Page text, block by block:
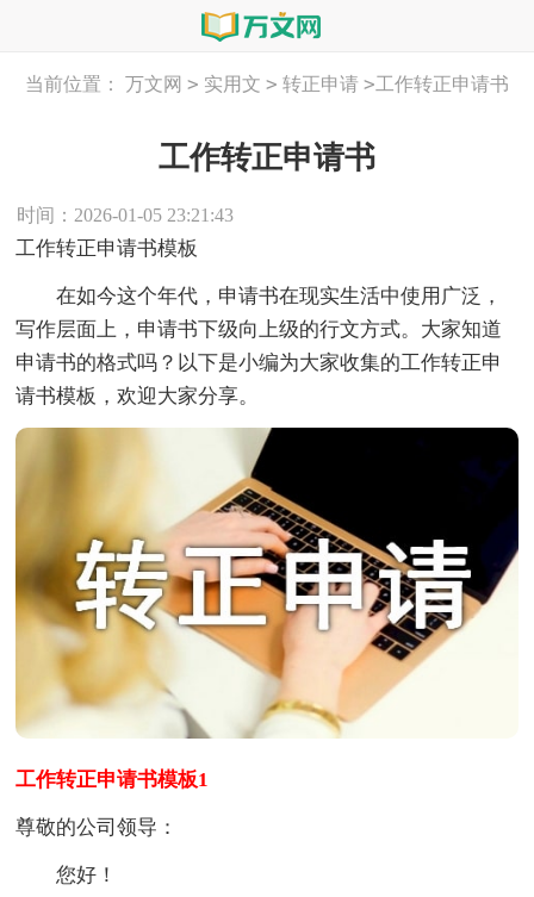
当前位置： 万文网 > 实用文 > 转正申请 >工作转正申请书
工作转正申请书
时间：2026-01-05 23:21:43
工作转正申请书模板
在如今这个年代，申请书在现实生活中使用广泛，
写作层面上，申请书下级向上级的行文方式。大家知道
申请书的格式吗？以下是小编为大家收集的工作转正申
请书模板，欢迎大家分享。
工作转正申请书模板1
尊敬的公司领导：
您好！